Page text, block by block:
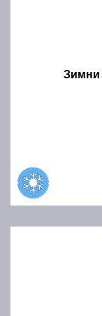
Зимни